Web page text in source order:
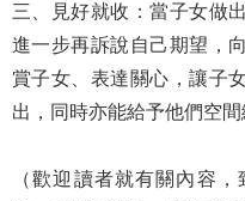
三、見好就收：當子女做
進一步再訴說自己期望，
賞子女、表達關心，讓子
出，同時亦能給予他們空間
（歡迎讀者就有關內容